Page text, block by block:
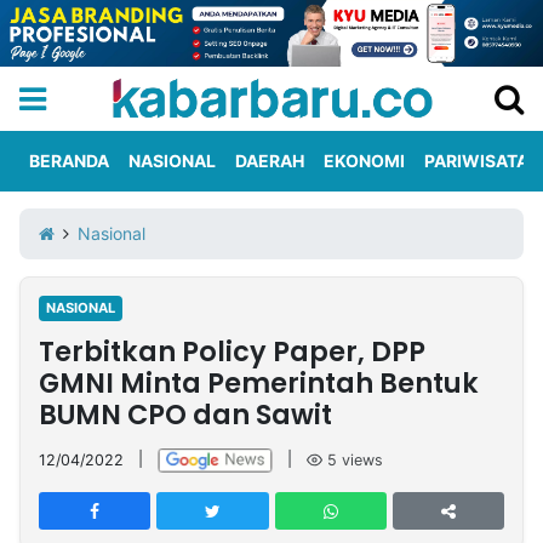
Iklan
Berita
Kami
Nasional
International
Olahraga
Entertainment
Daerah
Pariwisata
Kuliner
Kolom
Network
PT
TREETAN
BERANDA NASIONAL DAERAH EKONOMI PARIWISATA
Nasional
NASIONAL
Terbitkan Policy Paper, DPP
GMNI Minta Pemerintah Bentuk
BUMN CPO dan Sawit
12/04/2022 5 views